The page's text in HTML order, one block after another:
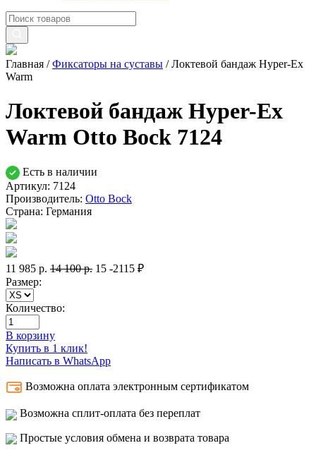
Главная /Фиксаторы на суставы /Локтевой бандаж Hyper-Ex
Warm
Локтевой бандаж Hyper-Ex
Warm Otto Bock 7124
Есть в наличии
Артикул: 7124
Производитель: Otto Bock
Страна: Германия
11 985 р. 14 100р. 15 -2115 ₽
Размер:
Количество:
В корзину
Купить в 1 клик!
Написать в WhatsApp
Возможна оплата электронным сертификатом
Возможна сплит-оплата без переплат
Простые условия обмена и возврата товара